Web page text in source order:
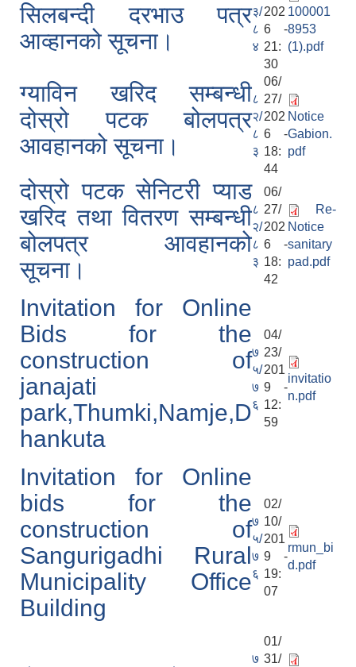
सिलबन्दी दरभाउ पत्र
आव्हानको सूचना।
३/
८
४
202
6 -
21:
30
100001
8953
(1).pdf
ग्याविन खरिद सम्बन्धी
दोस्रो पटक बोलपत्र
आवहानको सूचना।
८
२/
८
३
06/
27/
202
6 -
18:
44
Notice
Gabion.
pdf
दोस्रो पटक सेनिटरी प्याड
खरिद तथा वितरण सम्बन्धी
बोलपत्र आवहानको
सूचना।
८
२/
८
३
06/
27/
202
6 -
18:
42
Re-
Notice
sanitary
pad.pdf
Invitation for Online
Bids for the
construction of
janajati
park,Thumki,Namje,D
hankuta
७
५/
७
६
04/
23/
201
9 -
12:
59
invitatio
n.pdf
Invitation for Online
bids for the
construction of
Sangurigadhi Rural
Municipality Office
Building
७
५/
७
६
02/
10/
201
9 -
19:
07
rmun_bi
d.pdf
७
01/
31/